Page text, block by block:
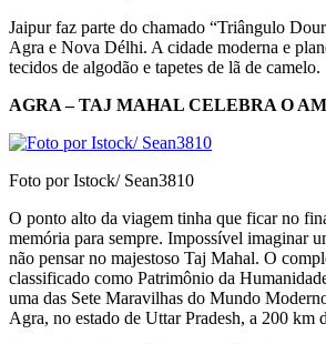
Jaipur faz parte do chamado “Triângulo
Agra e Nova Délhi. A cidade moderna e
tecidos de algodão e tapetes de lã de camelo.
AGRA – TAJ MAHAL CELEBRA O
Foto por Istock/ Sean3810
O ponto alto da viagem tinha que ficar no
memória para sempre. Impossí­vel imaginar
não pensar no majestoso Taj Mahal. O
classificado como Patrimônio da
uma das Sete Maravilhas do Mun­do
Agra, no estado de Uttar Pradesh, a 200 km